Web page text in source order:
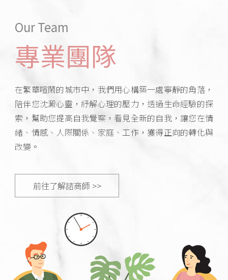
Our Team
專業團隊
在繁華喧鬧的城市中，我們用心構築一處寧靜的角落，
陪伴您沈澱心靈，紓解心理的壓力，透過生命經驗的探
索，幫助您提高自我覺察，看見全新的自我，讓您在情
緒、情感、人際關係、家庭、工作，獲得正向的轉化與
改變。
前往了解諮商師 >>